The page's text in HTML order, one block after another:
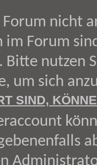
Forum nicht
im Forum
Bitte nutzen
um sich
SIND,